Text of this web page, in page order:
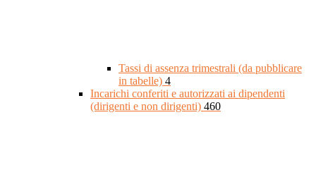
Tassi di assenza trimestrali (da pubblicare
in tabelle) 4
Incarichi conferiti e autorizzati ai dipendenti
(dirigenti e non dirigenti) 460